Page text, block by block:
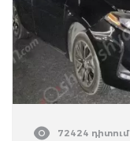
72424 դիտում